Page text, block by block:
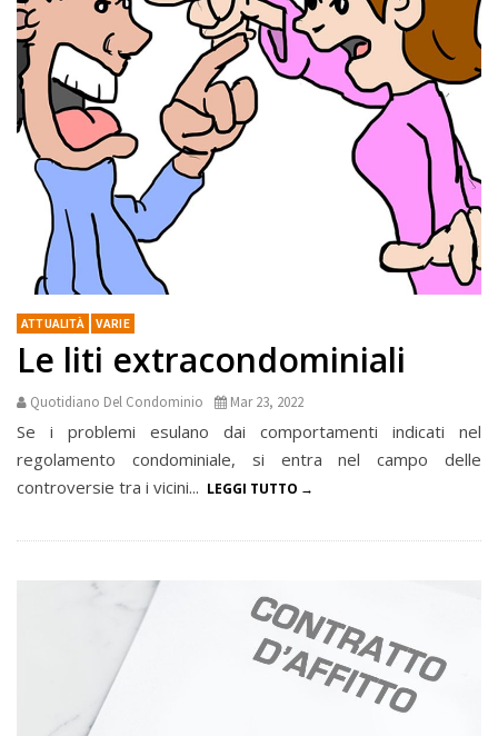
ATTUALITÀ VARIE
Le liti extracondominiali
Quotidiano Del Condominio Mar 23, 2022
Se i problemi esulano dai comportamenti indicati nel
regolamento condominiale, si entra nel campo delle
controversie tra i vicini... LEGGI TUTTO